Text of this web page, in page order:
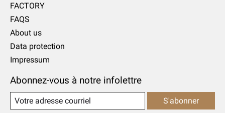
FACTORY
FAQS
About us
Data protection
Impressum
Abonnez-vous à notre infolettre
S'abonner